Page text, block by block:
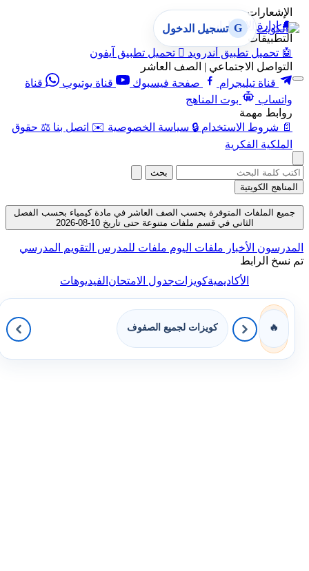
الإشعارات
🔔 إدارة الإشعارات
التطبيقات
🤖 تحميل تطبيق أندرويد  تحميل تطبيق آيفون
التواصل الاجتماعي | الصف العاشر
قناة تيليجرام
صفحة فيسبوك قناة يوتيوب
قناة
واتساب
بوت المناهج
روابط مهمة
📄 شروط الاستخدام 🔒 سياسة الخصوصية ✉️ اتصل بنا ⚖️ حقوق
الملكية الفكرية
G تسجيل الدخول
بحث
المناهج الكويتية
جميع الملفات المتوفرة بحسب الصف العاشر في مادة كيمياء بحسب الفصل
الثاني في قسم ملفات متنوعة حتى تاريخ 10-08-2026
المدرسون الأخبار ملفات اليوم ملفات للمدرس التقويم المدرسي
تم نسخ الرابط
الأكاديميةكويزاتجدول الامتحانالفيديوهات
🔥 كويزات لجميع الصفوف